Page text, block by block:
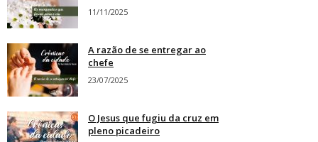
11/11/2025
A razão de se entregar ao
chefe
23/07/2025
O Jesus que fugiu da cruz em
pleno picadeiro